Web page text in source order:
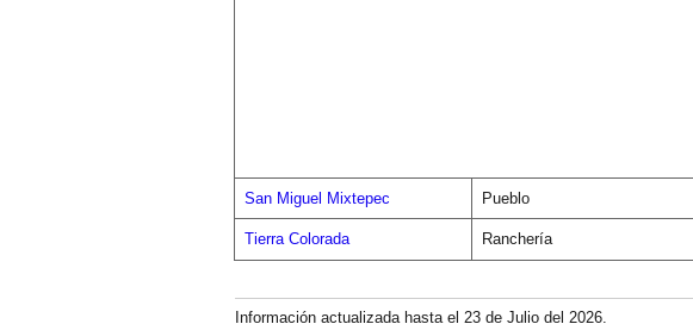
San Miguel Mixtepec Pueblo
Tierra Colorada Ranchería
Información actualizada hasta el 23 de Julio del 2026.